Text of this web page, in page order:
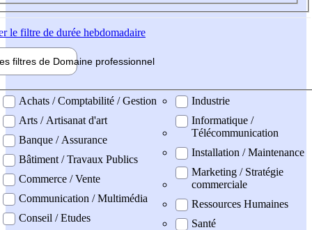
le filtre de durée hebdomadaire
filtres de Domaine professionnel
professionel
Achats / Comptabilité / Gestion
Arts / Artisanat d'art
Banque / Assurance
Bâtiment / Travaux Publics
Commerce / Vente
Communication / Multimédia
Conseil / Etudes
Industrie
Informatique /
Télécommunication
Installation / Maintenance
Marketing / Stratégie
commerciale
Ressources Humaines
Santé